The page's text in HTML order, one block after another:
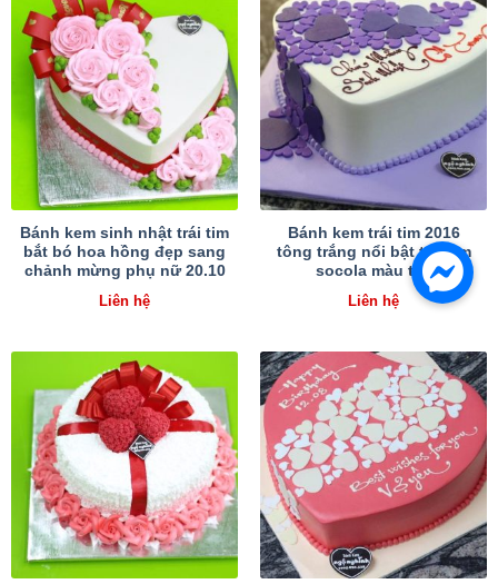
Bánh kem sinh nhật trái tim
bắt bó hoa hồng đẹp sang
chảnh mừng phụ nữ 20.10
Liên hệ
Bánh kem trái tim 2016
tông trắng nổi bật trái tim
socola màu tím
Liên hệ